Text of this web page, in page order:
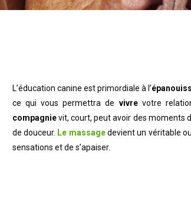
L’éducation canine est primordiale à l’
ce qui vous permettra de vivrevotre
compagnievit, court, peut avoir des moments
de douceur. Le massagedevient un véritable
sensations et de s’apaiser.